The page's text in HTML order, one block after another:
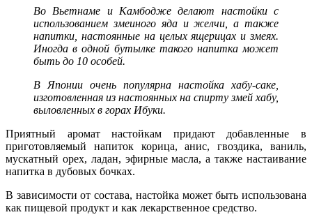
Во Вьетнаме и Камбодже делают настойки с
использованием змеиного яда и желчи, а также
напитки, настоянные на целых ящерицах и змеях.
Иногда в одной бутылке такого напитка может
быть до 10 особей.
В Японии очень популярна настойка хабу-саке,
изготовленная из настоянных на спирту змей хабу,
выловленных в горах Ибуки.
Приятный аромат настойкам придают добавленные в
приготовляемый напиток корица, анис, гвоздика, ваниль,
мускатный орех, ладан, эфирные масла, а также настаивание
напитка в дубовых бочках.
В зависимости от состава, настойка может быть использована
как пищевой продукт и как лекарственное средство.